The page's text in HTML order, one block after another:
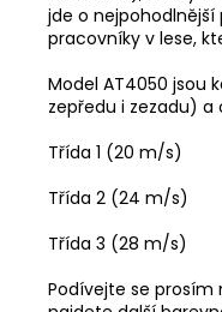
jde o
pracovníky v lese,
Model AT4050 jsou
zepředu i zezadu) a
Třída 1 (20 m/s)
Třída 2 (24 m/s)
Třída 3 (28 m/s)
Podívejte se prosím